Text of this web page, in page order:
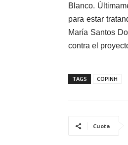
Blanco.
para estar
María Santos
contra el
TAGS COPINH
Cuota